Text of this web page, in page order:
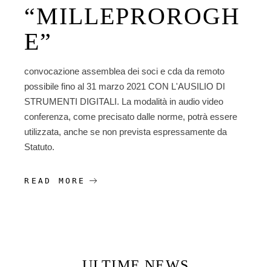
“MILLEPROROGH
E”
convocazione assemblea dei soci e cda da remoto
possibile fino al 31 marzo 2021 CON L'AUSILIO DI
STRUMENTI DIGITALI. La modalità in audio video
conferenza, come precisato dalle norme, potrà essere
utilizzata, anche se non prevista espressamente da
Statuto.
READ MORE